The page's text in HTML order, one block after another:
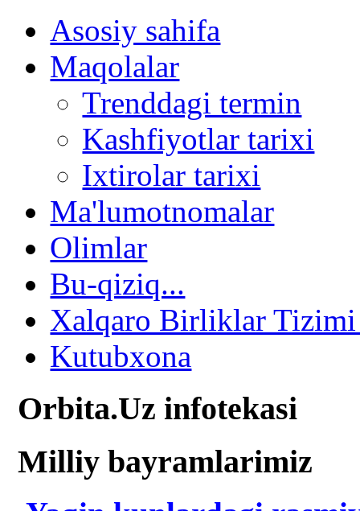
Asosiy sahifa
Maqolalar
Trenddagi termin
Kashfiyotlar tarixi
Ixtirolar tarixi
Ma'lumotnomalar
Olimlar
Bu-qiziq...
Xalqaro Birliklar
Kutubxona
Orbita.Uz infotekasi
Milliy bayramlarimiz